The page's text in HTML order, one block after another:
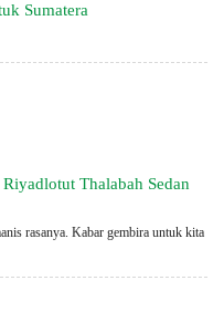
Sumatera
Thalabah Sedan
rasanya. Kabar gembira untuk kita